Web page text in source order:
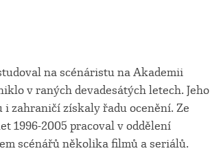
na scénáristu na Akademii
v raných devadesátých letech. Jeho
zahraničí získaly řadu ocenění. Ze
1996-2005 pracoval v oddělení
scénářů několika filmů a seriálů.